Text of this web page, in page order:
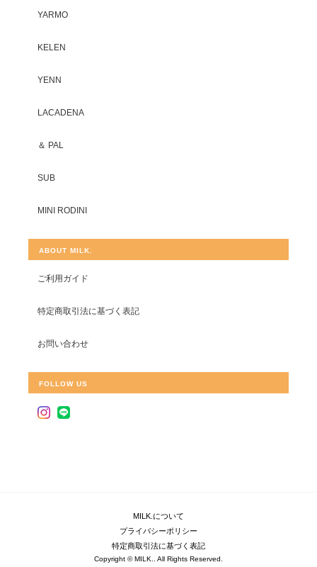
YARMO
KELEN
YENN
LACADENA
＆ PAL
SUB
MINI RODINI
ABOUT MILK.
ご利用ガイド
特定商取引法に基づく表記
お問い合わせ
FOLLOW US
MILK.について
プライバシーポリシー
特定商取引法に基づく表記
Copyright © MILK.. All Rights Reserved.